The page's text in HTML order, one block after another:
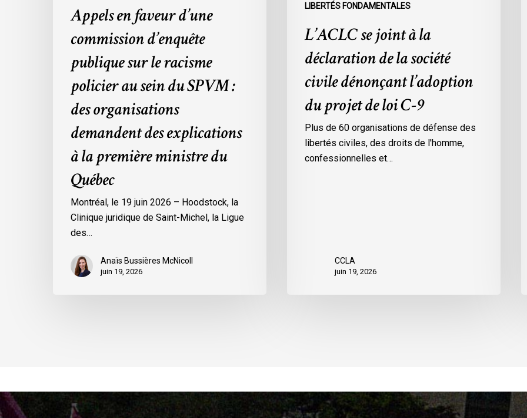
organisations
demandent
explications
première
ministre
Québec
Appels en faveur d’une
commission d’enquête
publique sur le racisme
policier au sein du SPVM :
des organisations
demandent des explications
à la première ministre du
Québec
Montréal, le 19 juin 2026 – Hoodstock, la
Clinique juridique de Saint-Michel, la Ligue
des…
Anaïs Bussières McNicoll
juin 19, 2026
LIBERTÉS FONDAMENTALES
projet
L’ACLC se joint à la
déclaration de la société
civile dénonçant l’adoption
du projet de loi C-9
Plus de 60 organisations de défense des
libertés civiles, des droits de l'homme,
confessionnelles et…
CCLA
juin 19, 2026